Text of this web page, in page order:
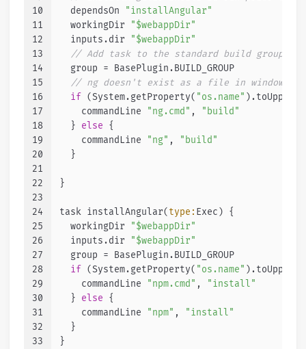
10
11
12
13
14
15
16
17
18
19
20
21
22
23
24
25
26
27
28
29
30
31
32
33
  dependsOn
"installAngular"
  workingDir
"$webappDir"
  inputs.dir
"$webappDir"
// Add task to the standard build group
  group = BasePlugin.BUILD_GROUP
// ng doesn't exist as a file in windows ->
if (System.getProperty( "os.name"
    commandLine
"ng.cmd" ,
"build"
  }
else {
    commandLine
"ng" ,
"build"
  }
}
task installAngular(type: Exec) {
  workingDir
"$webappDir"
  inputs.dir
"$webappDir"
  group = BasePlugin.BUILD_GROUP
if (System.getProperty( "os.name"
    commandLine
"npm.cmd" ,
"install"
  }
else {
    commandLine
"npm" ,
"install"
  }
}